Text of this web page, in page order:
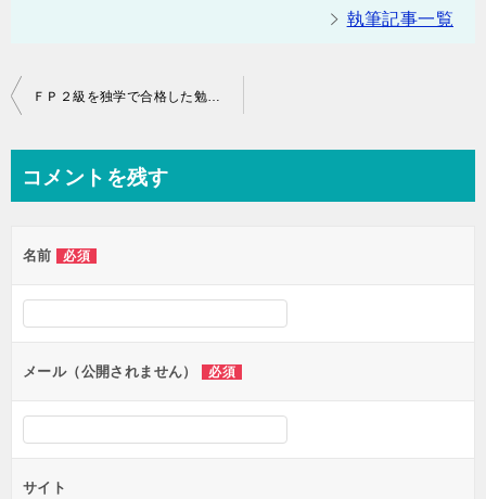
執筆記事一覧
投
ビ
ー
シ
ン
ＦＰ２級を独学で合格した勉強法と反省点を紹介！
コメントを残す
名前 必須
メール（公開されません） 必須
サイト